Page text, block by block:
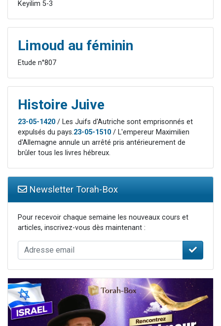
Keyilim 5-3
Limoud au féminin
Etude n°807
Histoire Juive
23-05-1420 / Les Juifs d'Autriche sont emprisonnés et
expulsés du pays.23-05-1510 / L'empereur Maximilien
d'Allemagne annule un arrêté pris antérieurement de
brûler tous les livres hébreux.
Newsletter Torah-Box
Pour recevoir chaque semaine les nouveaux cours et
articles, inscrivez-vous dès maintenant :